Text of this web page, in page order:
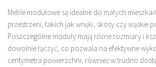
Meble modułowe są idealne do małych
przestrzeni, takich jak wnęki, skosy czy wąskie
Poszczególne moduły mają różne rozmiary i
dowolnie łączyć, co pozwala na efektywne
centymetra powierzchni, również w trudno